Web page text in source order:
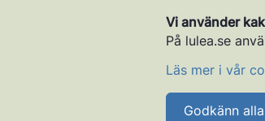
Vi använder
På lulea.se
Läs mer i vår
Godkänn